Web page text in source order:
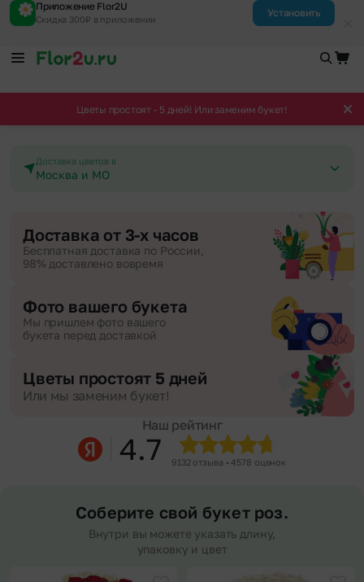
Приложение Flor2U
Скидка 300₽ в приложении
Установить
Цветы простоят - 5 дней! Или заменим букет!
Доставка цветов в
Москва и МО
Доставка от 3-х часов
Бесплатная доставка по России,
98% доставлено вовремя
Фото вашего букета
Мы пришлем фото вашего
букета перед доставкой
Цветы простоят 5 дней
Или мы заменим букет!
Наш рейтинг
4.7 9132 отзыва • 4578 оценок
Соберите свой букет роз.
Внутри вы можете указать длину,
упаковку и цвет